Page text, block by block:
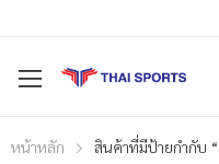
หน้าหลัก สินค้าที่มีป้ายกำกับ